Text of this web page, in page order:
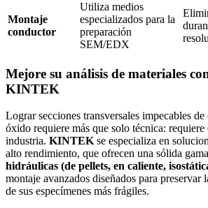
Montaje
conductor
Utiliza medios
especializados para la
preparación
SEM/EDX
Mejore su análisis de materiales
KINTEK
Lograr secciones transversales impecables de
óxido requiere más que solo técnica:
industria. KINTEKse especializa en
alto rendimiento, que ofrecen una sólida
hidráulicas (de pellets, en caliente,
montaje avanzados diseñados para preservar
de sus especímenes más frágiles.